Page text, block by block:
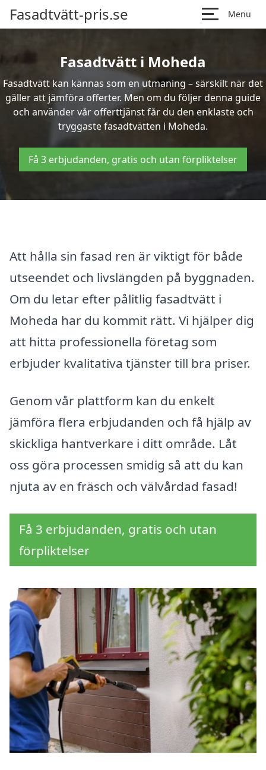
Fasadtvätt-pris.se Menu
Fasadtvätt i Moheda
Fasadtvätt kan kännas som en utmaning – särskilt när det
gäller att jämföra offerter. Men om du följer denna guide
och använder vår offerttjänst får du den enklaste och
tryggaste fasadtvätten i Moheda.
Få 3 erbjudanden, gratis och utan förpliktelser
Att hålla sin fasad ren är viktigt för både
utseendet och livslängden på byggnaden.
Om du letar efter pålitlig fasadtvätt i
Moheda har du kommit rätt. Vi hjälper dig
att hitta professionella företag som
erbjuder kvalitativa tjänster till bra priser.
Genom vår plattform kan du enkelt
jämföra flera erbjudanden och få hjälp av
skickliga hantverkare i ditt område. Låt
oss göra processen smidig så att du kan
njuta av en fräsch och välvårdad fasad!
Få 3 erbjudanden, gratis och utan
förpliktelser